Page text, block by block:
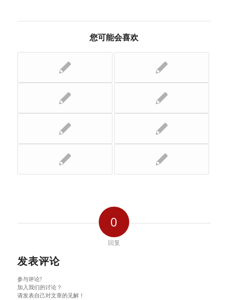
您可能会喜欢
0
回复
发表评论
参与评论?
加入我们的讨论？
请发表自己对文章的见解！